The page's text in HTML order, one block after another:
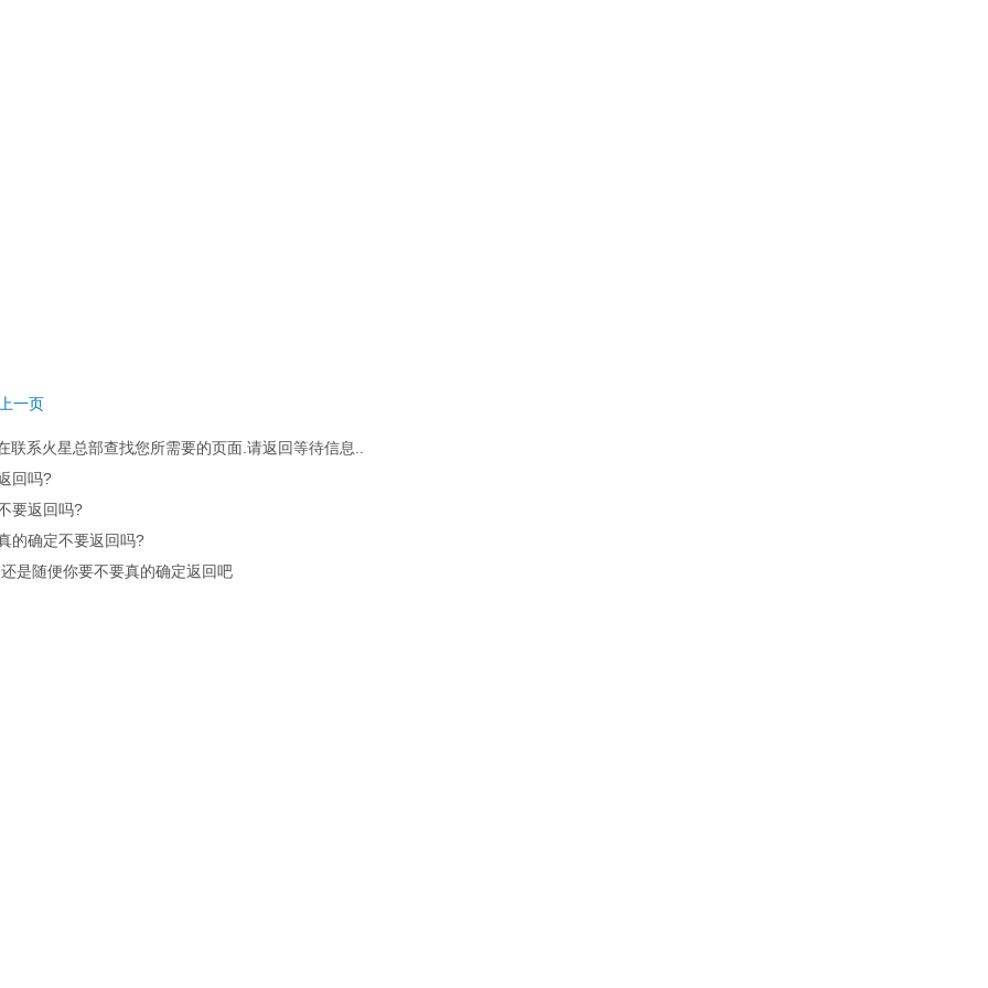
一页
联系火星总部查找您所需要的页面.请返回等待信息..
回吗?
要返回吗?
的确定不要返回吗?
是随便你要不要真的确定返回吧